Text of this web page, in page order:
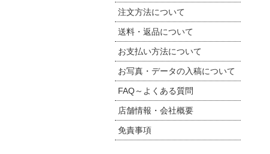
注文方法について
送料・返品について
お支払い方法について
お写真・データの入稿について
FAQ～よくある質問
店舗情報・会社概要
免責事項